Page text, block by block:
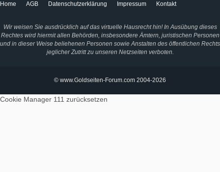
Home AGB Datenschutzerklärung Impressum Kontakt
Wir weisen Sie ausdrücklich auf das virtuelle Hausrecht hin! In Ausübung dieses
Rechtes wird hiermit allen Behörden, insbesondere Ämtern, juristischen Personen
und in dieser Weise beliehenen Personen sowie Anstalten des öffentlichen Rechts
jeglicher Zutritt zu unseren Netzseiten verboten.
© www.Goldseiten-Forum.com 2004-2026
Cookie Manager 111 zurücksetzen